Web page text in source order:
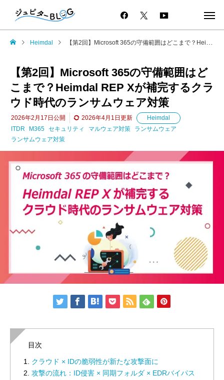
Heimdal 【第2回】Microsoft 365の守備範囲はどこまで？Heimdal REP Xが補完するクラウド時代のランサムウェア対策
【第2回】Microsoft 365の守備範囲はど
こまで？Heimdal REP Xが補完するクラ
ウド時代のランサムウェア対策
2026年2月17日 公開 2026年4月1日 更新
Heimdal
ITDR
M365 セキュリティ マルウェア対策
ランサムウェア
ランサムウェア対策
目次
クラウド × IDの脆弱性が新たな攻撃面に
攻撃の流れ：ID侵害 × 同期フォルダ × EDRバイパス